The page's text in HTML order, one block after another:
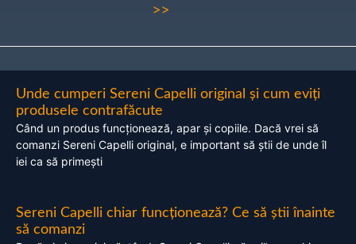
>>
Unde cumperi Sereni Capelli original și cum eviți
produsele contrafăcute
Când un produs funcționează, apar și copiile. Dacă vrei să
comanzi Sereni Capelli original, e important să știi de unde îl
iei ca să primești
Sereni Capelli chiar funcționează? Ce să știi înainte
să comanzi